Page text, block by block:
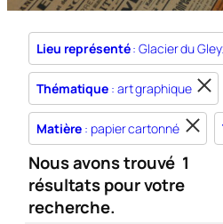
Lieu représenté: Glacier du
Thématique : art graphique
Matière : papier cartonné
Nous avons trouvé 1
résultats pour votre
recherche.